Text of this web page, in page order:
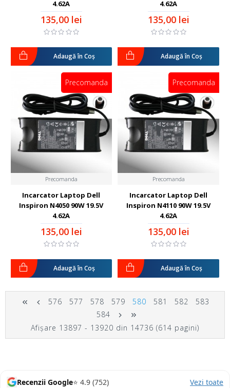
4.62A
135,00 lei
Adaugă în Coş
4.62A
135,00 lei
Adaugă în Coş
Precomanda
Precomanda
Incarcator Laptop Dell
Inspiron N4050 90W 19.5V
4.62A
135,00 lei
Adaugă în Coş
Precomanda
Precomanda
Incarcator Laptop Dell
Inspiron N4110 90W 19.5V
4.62A
135,00 lei
Adaugă în Coş
576 577 578 579 580 581 582
583
584
Afişare 13897 - 13920 din 14736 (614 pagini)
Recenzii Google⭐ 4.9 (752) Vezi toate